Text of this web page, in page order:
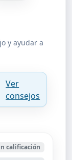
y ayudar a
Ver
consejos
calificación